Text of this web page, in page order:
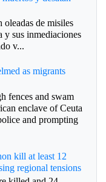
oleadas de misiles
y sus inmediaciones
v...
as migrants
fences and swam
enclave of Ceuta
and prompting
kill at least 12
regional tensions